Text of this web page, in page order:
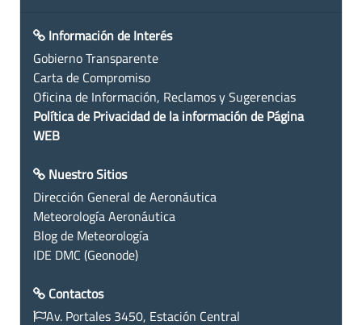
Información de Interés
Gobierno Transparente
Carta de Compromiso
Oficina de Información, Reclamos y Sugerencias
Política de Privacidad de la información de Página
WEB
Nuestro Sitios
Dirección General de Aeronáutica
Meteorología Aeronáutica
Blog de Meteorología
IDE DMC (Geonode)
Contactos
Av. Portales 3450, Estación Central